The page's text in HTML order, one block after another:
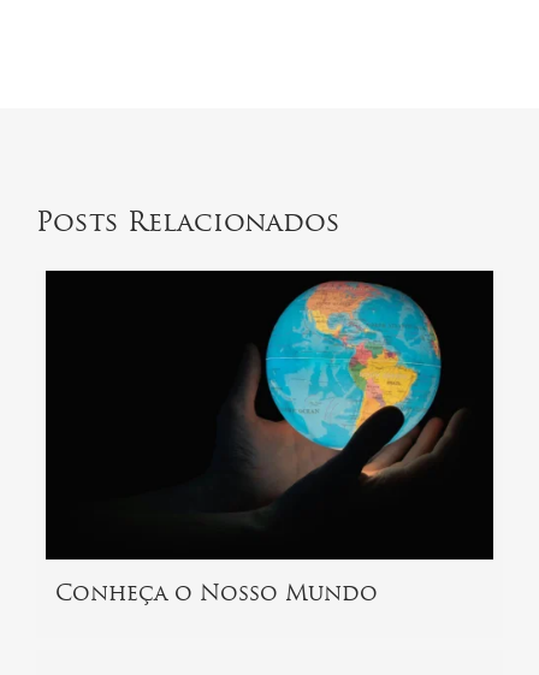
Posts Relacionados
Conheça o Nosso Mundo